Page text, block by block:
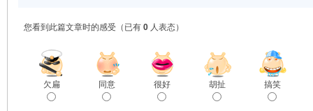
您看到此篇文章时的感受 （已有 0 人表态）
欠扁 同意 很好 胡扯 搞笑